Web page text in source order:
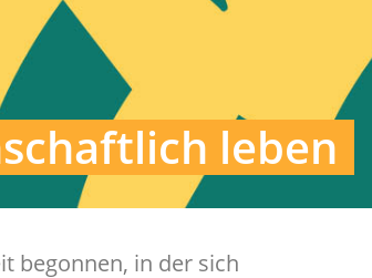
leben
begonnen, in der sich